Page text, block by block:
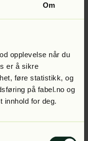
Om
opplevelse når du
er å sikre
føre statistikk, og
på fabel.no og
innhold for deg.